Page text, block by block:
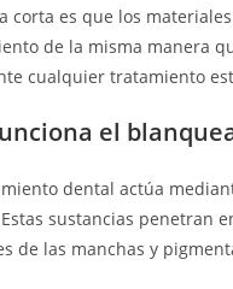
corta es que los
de la misma manera
cualquier tratamiento
el
dental actúa
sustancias penetran
de las manchas y